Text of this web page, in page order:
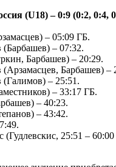
(U18) – 0:9 (0:2, 0:4,
– 05:09 ГБ.
– 07:32.
Барбашев) – 20:29.
Барбашев) –
(Галимов) – 25:51.
– 33:17 ГБ.
– 40:23.
– 43:42.
(Гудлевскис, 25:51 –